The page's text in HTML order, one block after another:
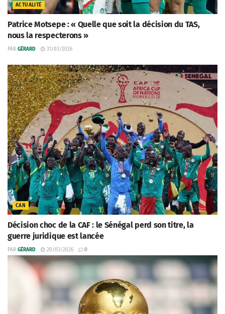
ACTUALITÉ
Patrice Motsepe : « Quelle que soit la décision du TAS,
nous la respecterons »
PAR GÉRARD 31/03/2026
CAN
Décision choc de la CAF : le Sénégal perd son titre, la
guerre juridique est lancée
PAR GÉRARD 20/03/2026 0